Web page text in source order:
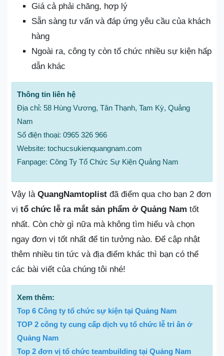
Giá cả phải chăng, hợp lý
Sẵn sàng tư vấn và đáp ứng yêu cầu của khách
hàng
Ngoài ra, công ty còn tổ chức nhiều sự kiện hấp
dẫn khác
Thông tin liên hệ
Địa chỉ: 58 Hùng Vương, Tân Thạnh, Tam Kỳ, Quảng
Nam
Số điện thoại: 0965 326 966
Website: tochucsukienquangnam.com
Fanpage: Công Ty Tổ Chức Sự Kiện Quảng Nam
Vậy là QuangNamtoplist đã điểm qua cho bạn 2 đơn
vị tổ chức lễ ra mắt sản phẩm ở Quảng Nam tốt
nhất. Còn chờ gì nữa mà không tìm hiểu và chọn
ngay đơn vị tốt nhất để tin tưởng nào. Để cập nhật
thêm nhiều tin tức và địa điểm khác thì bạn có thể
các bài viết của chúng tôi nhé!
Xem thêm:
Top 6 Công ty tổ chức sự kiện tại Quảng Nam
TOP 2 công ty cung cấp dịch vụ tổ chức lễ tri ân ở
Quảng Nam
Top 2 đơn vị tổ chức teambuilding tại Quảng Nam